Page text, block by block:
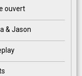
ouvert
& Jason